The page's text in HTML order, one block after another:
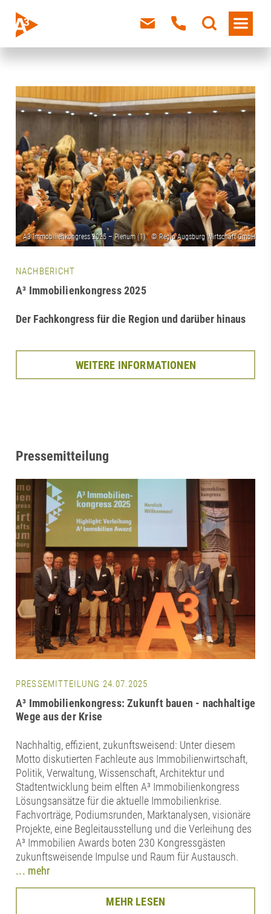
NACHBERICHT
A³ Immobilienkongress 2025
Der Fachkongress für die Region und darüber hinaus
WEITERE INFORMATIONEN
Pressemitteilung
PRESSEMITTEILUNG 24.07.2025
A³ Immobilienkongress: Zukunft bauen - nachhaltige
Wege aus der Krise
Nachhaltig, effizient, zukunftsweisend: Unter diesem
Motto diskutierten Fachleute aus Immobilienwirtschaft,
Politik, Verwaltung, Wissenschaft, Architektur und
Stadtentwicklung beim elften A³ Immobilienkongress
Lösungsansätze für die aktuelle Immobilienkrise.
Fachvorträge, Podiumsrunden, Marktanalysen, visionäre
Projekte, eine Begleitausstellung und die Verleihung des
A³ Immobilien Awards boten 230 Kongressgästen
zukunftsweisende Impulse und Raum für Austausch.
... mehr
MEHR LESEN